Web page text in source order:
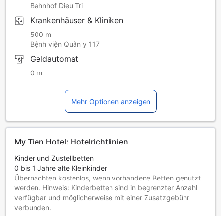
Bahnhof Dieu Tri
Krankenhäuser & Kliniken
500 m
Bệnh viện Quân y 117
Geldautomat
0 m
Mehr Optionen anzeigen
My Tien Hotel: Hotelrichtlinien
Kinder und Zustellbetten
0 bis 1 Jahre alte Kleinkinder
Übernachten kostenlos, wenn vorhandene Betten genutzt
werden. Hinweis: Kinderbetten sind in begrenzter Anzahl
verfügbar und möglicherweise mit einer Zusatzgebühr
verbunden.